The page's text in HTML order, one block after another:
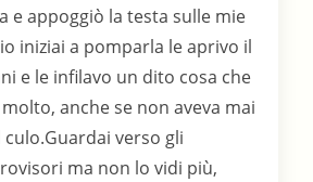
e appoggiò la testa sulle mie
iniziai a pomparla le aprivo il
e le infilavo un dito cosa che
anche se non aveva mai
verso gli
ma non lo vidi più,